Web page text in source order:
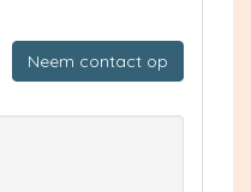
Neem contact op